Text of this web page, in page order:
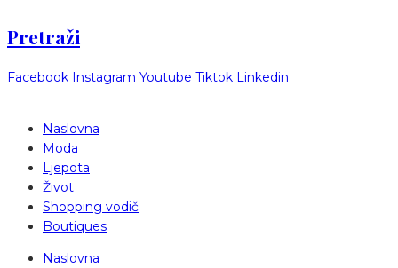
Pretraži
Facebook Instagram Youtube Tiktok Linkedin
Naslovna
Moda
Ljepota
Život
Shopping vodič
Boutiques
Naslovna